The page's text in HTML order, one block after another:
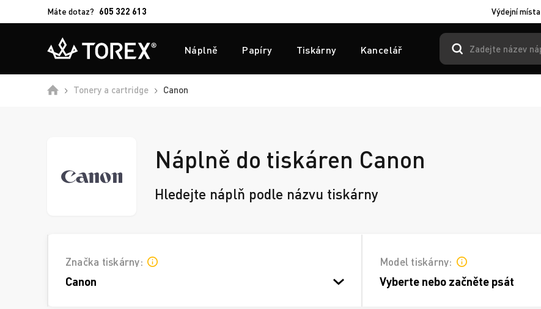
Máte dotaz? 605 322 613 Výdejní místa
Náplně Papíry Tiskárny Kancelář
DomůTonery a cartridge Canon
Náplně do tiskáren Canon
Hledejte náplň podle názvu tiskárny
Značka tiskárny:
Canon
Model tiskárny:
Vyberte nebo začněte psát